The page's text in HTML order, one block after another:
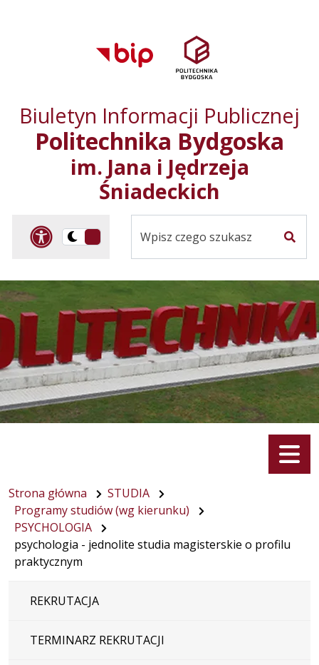
głównego menu
serwisu
Biuletyn Informacji Publicznej
Politechnika Bydgoska
im. Jana i Jędrzeja
Śniadeckich
Panel dostosowania
Przelącz
kontrastowa
Menu
Strona główna
STUDIA
Programy studiów (wg kierunku)
PSYCHOLOGIA
psychologia - jednolite studia magisterskie o profilu
praktycznym
REKRUTACJA
TERMINARZ REKRUTACJI